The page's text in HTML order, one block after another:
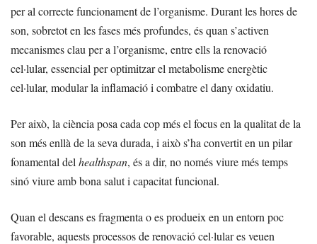
per al correcte funcionament de l’organisme. Durant les hores de
son, sobretot en les fases més profundes, és quan s’activen
mecanismes clau per a l’organisme, entre ells la renovació
cel·lular, essencial per optimitzar el metabolisme energètic
cel·lular, modular la inflamació i combatre el dany oxidatiu.
Per això, la ciència posa cada cop més el focus en la qualitat de la
son més enllà de la seva durada, i això s’ha convertit en un pilar
fonamental del healthspan, és a dir, no només viure més temps
sinó viure amb bona salut i capacitat funcional.
Quan el descans es fragmenta o es produeix en un entorn poc
favorable, aquests processos de renovació cel·lular es veuen